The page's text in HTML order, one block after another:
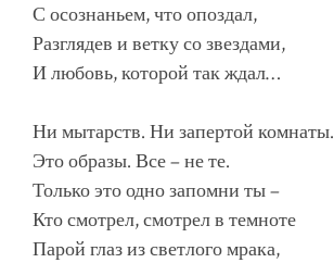
С осознаньем, что опоздал,
Разглядев и ветку со звездами,
И любовь, которой так ждал…
Ни мытарств. Ни запертой комнаты.
Это образы. Все – не те.
Только это одно запомни ты –
Кто смотрел, смотрел в темноте
Парой глаз из светлого мрака,